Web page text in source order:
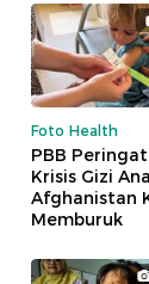
Foto Health
PBB
Krisis Gizi
Afghanistan
Memburuk